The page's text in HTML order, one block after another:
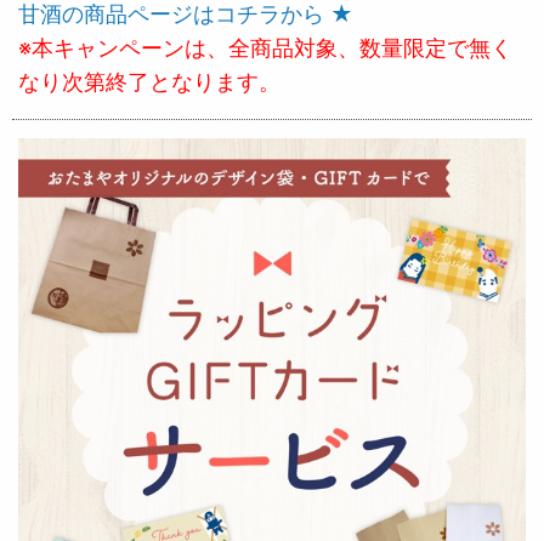
甘酒の商品ページはコチラから ★
※本キャンペーンは、全商品対象、数量限定で無く
なり次第終了となります。